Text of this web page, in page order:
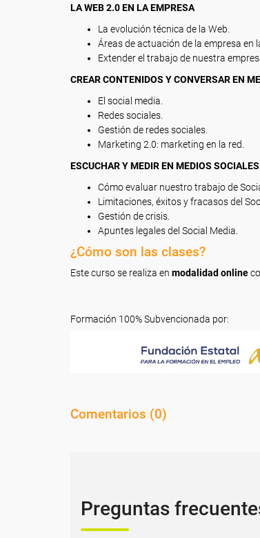
LA WEB 2.0 EN LA EMPRESA
La evolución técnica de la Web.
Áreas de actuación de la empresa en
Extender el trabajo de nuestra
CREAR CONTENIDOS Y CONVERSAR EN
El social media.
Redes sociales.
Gestión de redes sociales.
Marketing 2.0: marketing en la red.
ESCUCHAR Y MEDIR EN MEDIOS SOCIALES
Cómo evaluar nuestro trabajo de
Limitaciones, éxitos y fracasos del
Gestión de crisis.
Apuntes legales del Social Media.
¿Cómo son las clases?
Este curso se realiza en modalidad online
Formación 100% Subvencionada por:
Comentarios (0)
Preguntas